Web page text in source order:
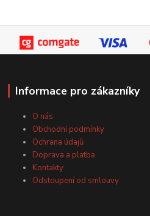
Informace pro zákazníky
O nás
Obchodní podmínky
Ochrana údajů
Doprava a platba
Kontakty
Odstoupení od smlouvy